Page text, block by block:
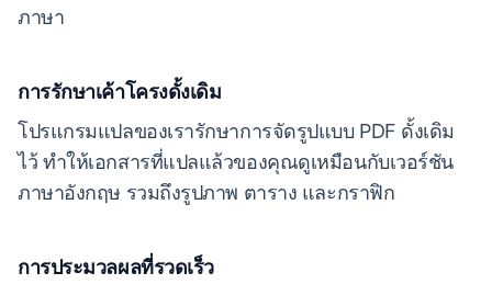
ภาษา
การรักษาเค้าโครงดั้งเดิม
โปรแกรมแปลของเรารักษาการจัดรูปแบบ PDF ดั้งเดิม
ไว้ ทำให้เอกสารที่แปลแล้วของคุณดูเหมือนกับเวอร์ชัน
ภาษาอังกฤษ รวมถึงรูปภาพ ตาราง และกราฟิก
การประมวลผลที่รวดเร็ว